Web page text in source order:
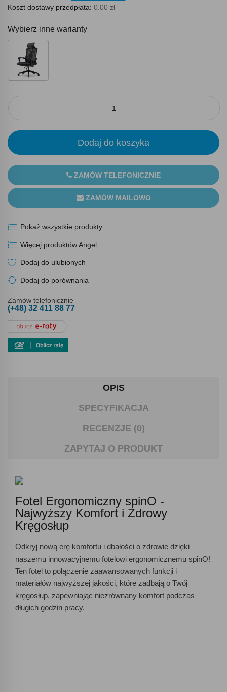
Koszt dostawy przedpłata: 0.00 zł
Wybierz inne warianty
Dodaj do koszyka
ZAMÓW TELEFONICZNIE
ZAMÓW MAILOWO
Pokaż wszystkie produkty
Więcej produktów Angel
Dodaj do ulubionych
Dodaj do porównania
Zamów telefonicznie
(+48) 32 411 88 77
OPIS
SPECYFIKACJA
RECENZJE (0)
ZAPYTAJ O PRODUKT
Fotel Ergonomiczny spinO -
Najwyższy Komfort i Zdrowy
Kręgosłup
Odkryj nową erę komfortu i dbałości o zdrowie dzięki
naszemu innowacyjnemu fotelowi ergonomicznemu spinO!
Ten fotel to połączenie zaawansowanych funkcji i
materiałów najwyższej jakości, które zadbają o Twój
kręgosłup, zapewniając niezrównany komfort podczas
długich godzin pracy.